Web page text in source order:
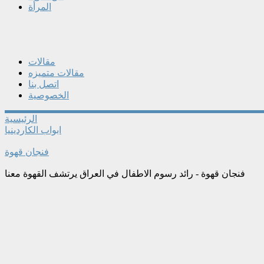
المرأة
مقالات
مقالات متميزه
اتصل بنا
الخصوصية
الرئيسية
ابواب الكاردينيا
فنجان قهوة
فنجان قهوة - رائد رسوم الاطفال في العراق يرتشف القهوة معنا